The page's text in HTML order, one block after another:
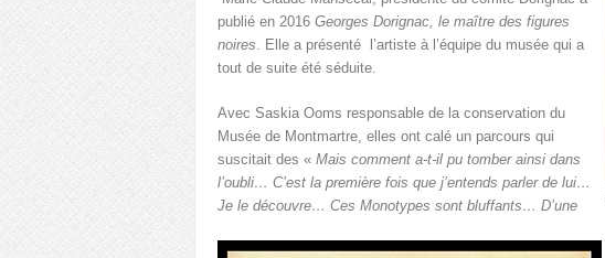
publié en 2016 Georges Dorignac, le maître des figures
noires . Elle a présenté l’artiste à l’équipe du musée qui a
tout de suite été séduite.
Avec Saskia Ooms responsable de la conservation du
Musée de Montmartre, elles ont calé un parcours qui
suscitait des « Mais comment a-t-il pu tomber ainsi dans
l’oubli… C’est la première fois que j’entends parler de lui…
Je le découvre… Ces Monotypes sont bluffants… D’une